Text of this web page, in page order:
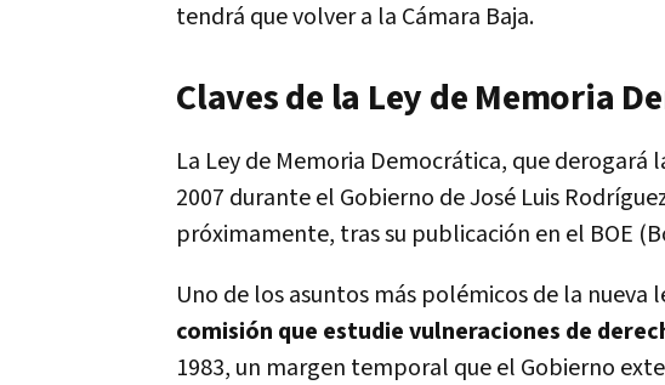
tendrá que volver a la Cámara Baja.
Claves de la Ley de Memoria
La Ley de Memoria Democrática, que
2007 durante el Gobierno de José Luis
próximamente, tras su publicación en el BOE
Uno de los asuntos más polémicos de la nueva
comisión que estudie vulneraciones de
1983, un margen temporal que el Gobierno